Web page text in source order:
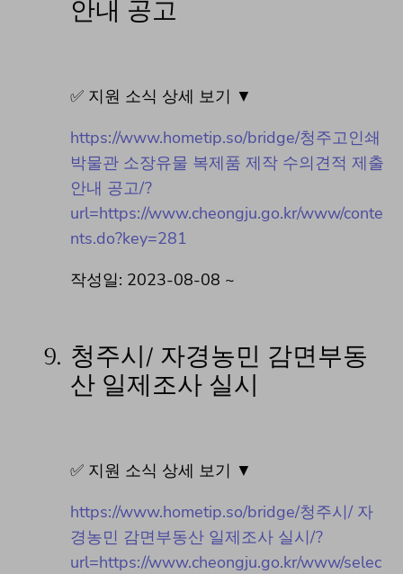
안내 공고
✅ 지원 소식 상세 보기 ▼
https://www.hometip.so/bridge/청주고인쇄
박물관 소장유물 복제품 제작 수의견적 제출
안내 공고/?
url=https://www.cheongju.go.kr/www/conte
nts.do?key=281
작성일: 2023-08-08 ~
9. 청주시/ 자경농민 감면부동
산 일제조사 실시
✅ 지원 소식 상세 보기 ▼
https://www.hometip.so/bridge/청주시/ 자
경농민 감면부동산 일제조사 실시/?
url=https://www.cheongju.go.kr/www/selec